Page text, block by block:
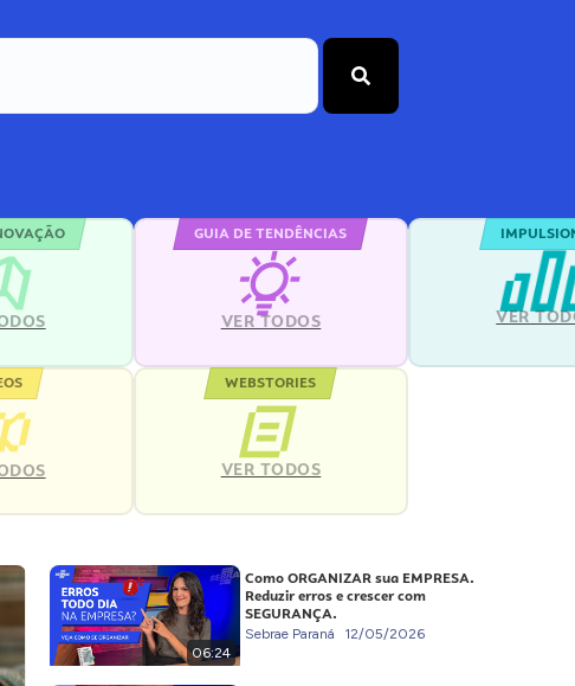
GUIA DE TENDÊNCIAS
VER TODOS VER
WEBSTORIES
VER TODOS
06:24
Como ORGANIZAR sua EMPRESA.
Reduzir erros e crescer com
SEGURANÇA.
Sebrae Paraná 12/05/2026